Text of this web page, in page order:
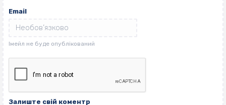
Email
Залиште свій коментр